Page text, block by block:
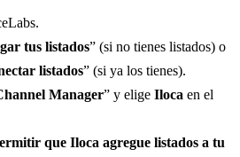
tus listados” (si no tienes listados) o
listados” (si ya los tienes).
Manager” y elige Iloca en el
que Iloca agregue listados a tu